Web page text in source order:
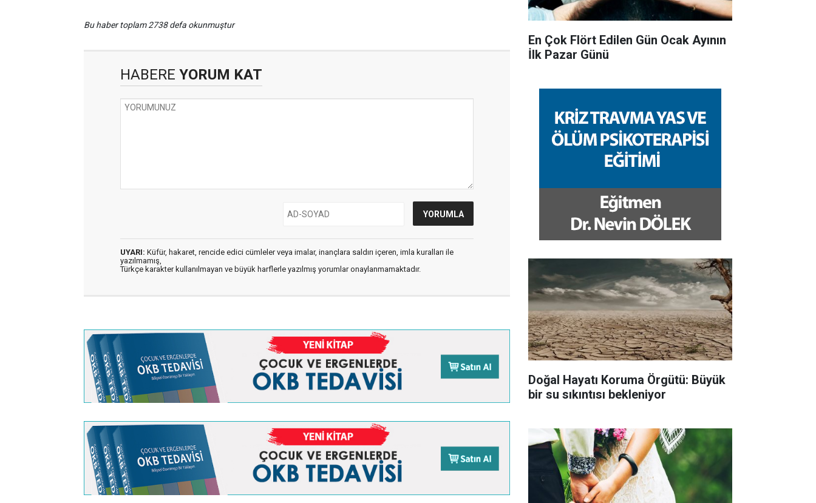
Bu haber toplam 2738 defa okunmuştur
HABERE YORUM KAT
UYARI: Küfür, hakaret, rencide edici cümleler veya imalar, inançlara saldırı içeren, imla kuralları ile
yazılmamış,
Türkçe karakter kullanılmayan ve büyük harflerle yazılmış yorumlar onaylanmamaktadır.
En Çok Flört Edilen Gün Ocak Ayının
İlk Pazar Günü
Doğal Hayatı Koruma Örgütü: Büyük
bir su sıkıntısı bekleniyor